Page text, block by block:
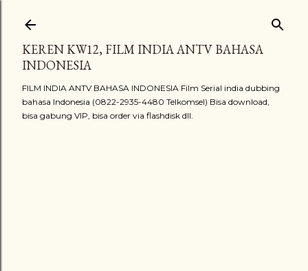
KEREN KW12, FILM INDIA ANTV BAHASA
INDONESIA
FILM INDIA ANTV BAHASA INDONESIA Film Serial india dubbing
bahasa Indonesia (0822-2935-4480 Telkomsel) Bisa download,
bisa gabung VIP, bisa order via flashdisk dll.